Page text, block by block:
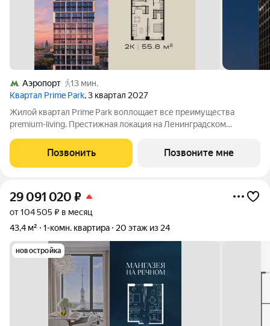
Аэропорт
13 мин.
Квартал Prime Park, 3 квартал 2027
Жилой квартал Prime Park воплощает все преимущества
premium-living. Престижная локация на Ленинградском
и Белой площади, - 20 мин. до аэропорта «Шереметьево» или
«Москва-Сити», - 4 парка
Позвонить Позвоните мне
29 091 020 ₽
от 104 505 ₽ в месяц
43,4 м²
1-комн. квартира 20 этаж из 24
новостройка